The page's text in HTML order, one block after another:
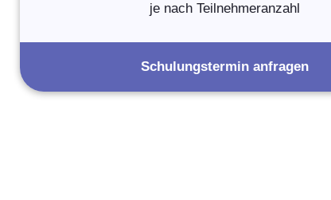
je nach Teilnehmeranzahl
Schulungstermin anfragen